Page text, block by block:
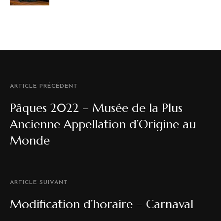
ARTICLE PRÉCÉDENT
Pâques 2022 – Musée de la Plus
Ancienne Appellation d’Origine au
Monde
ARTICLE SUIVANT
Modification d’horaire – Carnaval